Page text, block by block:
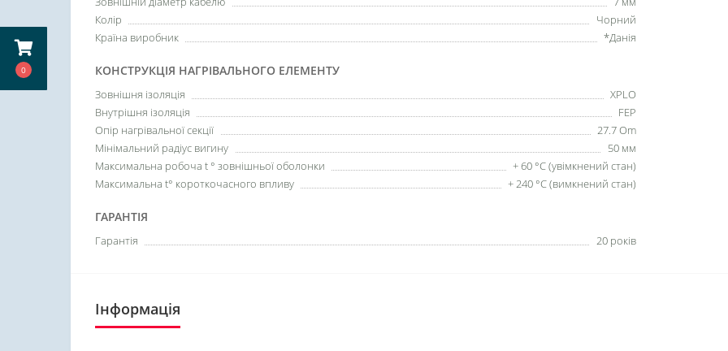
0
Колір
Чорний
Країна виробник
*Данія
КОНСТРУКЦІЯ НАГРІВАЛЬНОГО ЕЛЕМЕНТУ
Зовнішня ізоляція
XPLO
Внутрішня ізоляція
FEP
Опір нагрівальної секції
27.7 Om
Мінімальний радіус вигину
50 мм
Максимальна робоча t ° зовнішньої оболонки
+ 60 °C (увімкнений стан)
Максимальна t° короткочасного впливу
+ 240 °C (вимкнений стан)
ГАРАНТІЯ
Гарантія 20 років
Інформація